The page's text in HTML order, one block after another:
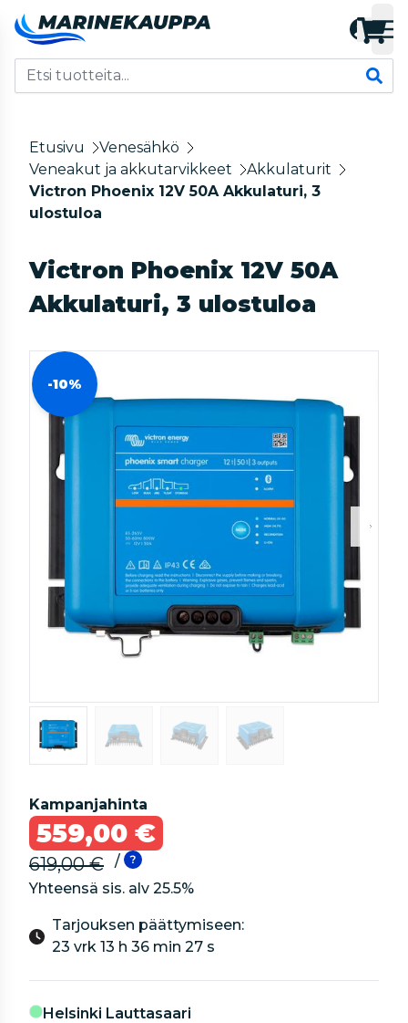
Etusivu
Venesähkö
Veneakut ja akkutarvikkeet
Akkulaturit
Victron Phoenix 12V 50A Akkulaturi, 3
ulostuloa
Victron Phoenix 12V 50A
Akkulaturi, 3 ulostuloa
-10%
Kampanjahinta
559,00 €
619,00 €
/
Yhteensä sis. alv 25.5%
Tarjouksen päättymiseen:
23 vrk 13 h 36 min 26 s
Helsinki Lauttasaari